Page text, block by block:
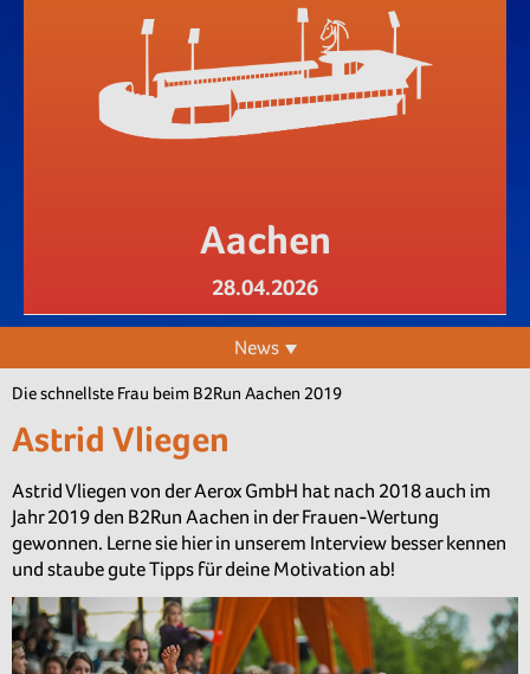
Aachen
28.04.2026
News
Die schnellste Frau beim B2Run Aachen 2019
Astrid Vliegen
Astrid Vliegen von der Aerox GmbH hat nach 2018 auch im
Jahr 2019 den B2Run Aachen in der Frauen-Wertung
gewonnen. Lerne sie hier in unserem Interview besser kennen
und staube gute Tipps für deine Motivation ab!